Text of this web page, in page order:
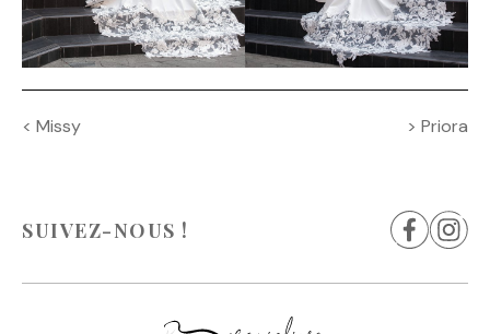
de
< Missy > Priora
SUIVEZ-NOUS !